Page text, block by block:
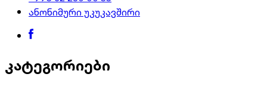
ანონიმური უკუკავშირი
კატეგორიები